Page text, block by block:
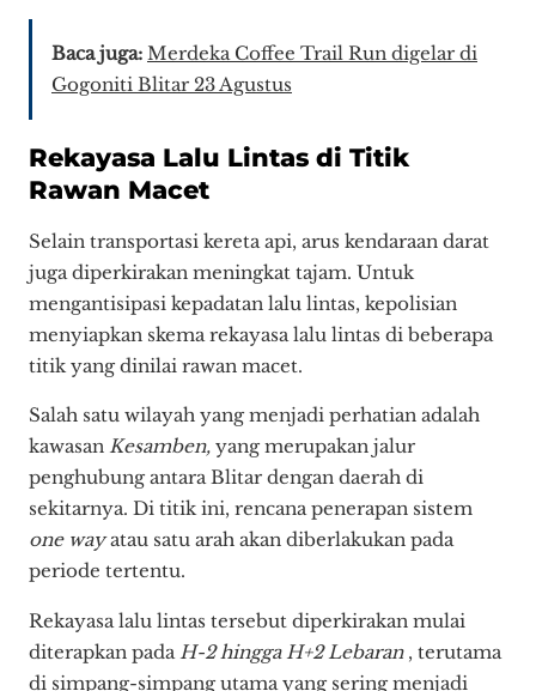
Baca juga: Merdeka Coffee Trail Run digelar di
Gogoniti Blitar 23 Agustus
Rekayasa Lalu Lintas di Titik
Rawan Macet
Selain transportasi kereta api, arus kendaraan darat
juga diperkirakan meningkat tajam. Untuk
mengantisipasi kepadatan lalu lintas, kepolisian
menyiapkan skema rekayasa lalu lintas di beberapa
titik yang dinilai rawan macet.
Salah satu wilayah yang menjadi perhatian adalah
kawasan Kesamben, yang merupakan jalur
penghubung antara Blitar dengan daerah di
sekitarnya. Di titik ini, rencana penerapan sistem
one wayatau satu arah akan diberlakukan pada
periode tertentu.
Rekayasa lalu lintas tersebut diperkirakan mulai
diterapkan pada H-2 hingga H+2 Lebaran, terutama
di simpang-simpang utama yang sering menjadi